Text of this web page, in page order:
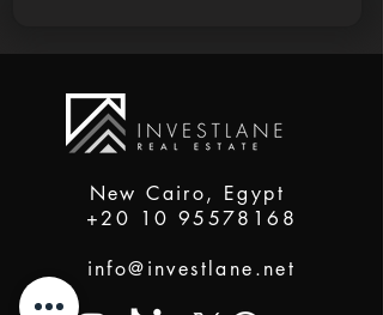
New Cairo, Egypt
+20 10 95578168
info@investlane.net